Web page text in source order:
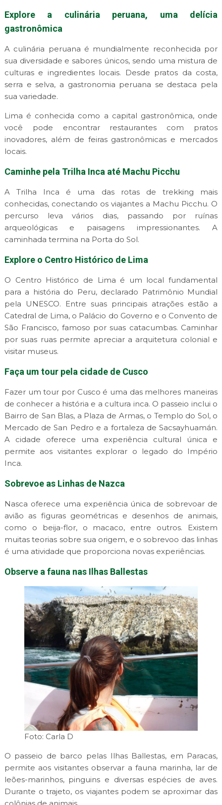
Explore a culinária peruana, uma delícia
gastronômica
A culinária peruana é mundialmente reconhecida por
sua diversidade e sabores únicos, sendo uma mistura de
culturas e ingredientes locais. Desde pratos da costa,
serra e selva, a gastronomia peruana se destaca pela
sua variedade.
Lima é conhecida como a capital gastronômica, onde
você pode encontrar restaurantes com pratos
inovadores, além de feiras gastronômicas e mercados
locais.
Caminhe pela Trilha Inca até Machu Picchu
A Trilha Inca é uma das rotas de trekking mais
conhecidas, conectando os viajantes a Machu Picchu. O
percurso leva vários dias, passando por ruínas
arqueológicas e paisagens impressionantes. A
caminhada termina na Porta do Sol.
Explore o Centro Histórico de Lima
O Centro Histórico de Lima é um local fundamental
para a história do Peru, declarado Patrimônio Mundial
pela UNESCO. Entre suas principais atrações estão a
Catedral de Lima, o Palácio do Governo e o Convento de
São Francisco, famoso por suas catacumbas. Caminhar
por suas ruas permite apreciar a arquitetura colonial e
visitar museus.
Faça um tour pela cidade de Cusco
Fazer um tour por Cusco é uma das melhores maneiras
de conhecer a história e a cultura inca. O passeio inclui o
Bairro de San Blas, a Plaza de Armas, o Templo do Sol, o
Mercado de San Pedro e a fortaleza de Sacsayhuamán.
A cidade oferece uma experiência cultural única e
permite aos visitantes explorar o legado do Império
Inca.
Sobrevoe as Linhas de Nazca
Nasca oferece uma experiência única de sobrevoar de
avião as figuras geométricas e desenhos de animais,
como o beija-flor, o macaco, entre outros. Existem
muitas teorias sobre sua origem, e o sobrevoo das linhas
é uma atividade que proporciona novas experiências.
Observe a fauna nas Ilhas Ballestas
Foto: Carla D
O passeio de barco pelas Ilhas Ballestas, em Paracas,
permite aos visitantes observar a fauna marinha, lar de
leões-marinhos, pinguins e diversas espécies de aves.
Durante o trajeto, os viajantes podem se aproximar das